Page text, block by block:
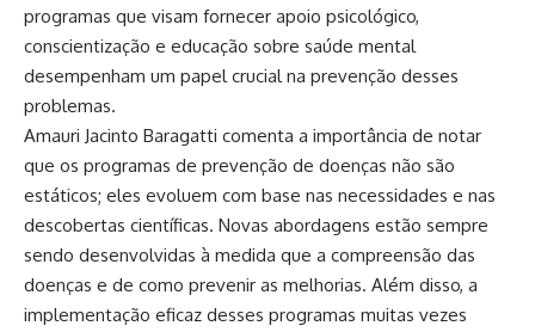
programas que visam fornecer apoio psicológico,
conscientização e educação sobre saúde mental
desempenham um papel crucial na prevenção desses
problemas.
Amauri Jacinto Baragatti comenta a importância de notar
que os programas de prevenção de doenças não são
estáticos; eles evoluem com base nas necessidades e nas
descobertas científicas. Novas abordagens estão sempre
sendo desenvolvidas à medida que a compreensão das
doenças e de como prevenir as melhorias. Além disso, a
implementação eficaz desses programas muitas vezes